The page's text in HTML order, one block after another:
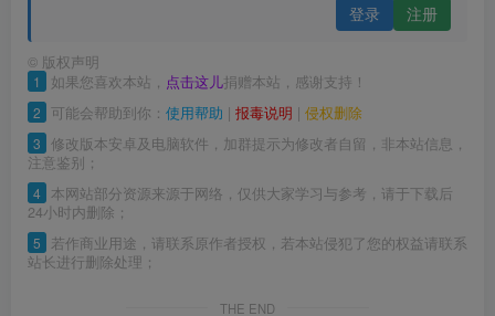
登录 注册
© 版权声明
1 如果您喜欢本站， 点击这儿捐赠本站，感谢支持！
2 可能会帮助到你： 使用帮助 | 报毒说明 | 侵权删除
3 修改版本安卓及电脑软件，加群提示为修改者自留，非本站信息，
注意鉴别；
4 本网站部分资源来源于网络，仅供大家学习与参考，请于下载后
24小时内删除；
5
若作商业用途，请联系原作者授权，若本站侵犯了您的权益请联系
站长进行删除处理；
THE END